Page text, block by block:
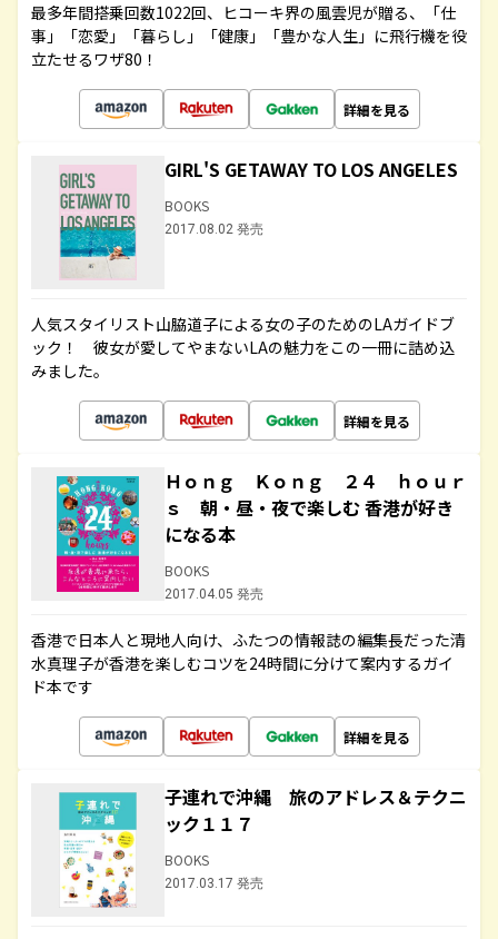
最多年間搭乗回数1022回、ヒコーキ界の風雲児が贈る、「仕
事」「恋愛」「暮らし」「健康」「豊かな人生」に飛行機を役
立たせるワザ80！
詳細を見る
GIRL'S GETAWAY TO LOS ANGELES
BOOKS
2017.08.02 発売
人気スタイリスト山脇道子による女の子のためのLAガイドブ
ック！ 彼女が愛してやまないLAの魅力をこの一冊に詰め込
みました。
詳細を見る
Ｈｏｎｇ Ｋｏｎｇ ２４ ｈｏｕｒ
ｓ 朝・昼・夜で楽しむ 香港が好き
になる本
BOOKS
2017.04.05 発売
香港で日本人と現地人向け、ふたつの情報誌の編集長だった清
水真理子が香港を楽しむコツを24時間に分けて案内するガイ
ド本です
詳細を見る
子連れで沖縄 旅のアドレス＆テクニ
ック１１７
BOOKS
2017.03.17 発売